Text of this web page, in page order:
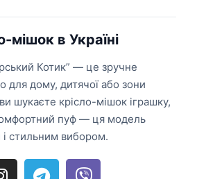
мішок в Україні
Котик” — це зручне
для дому, дитячої або зони
шукаєте крісло-мішок іграшку,
пуф — ця модель
стильним вибором.
T
V